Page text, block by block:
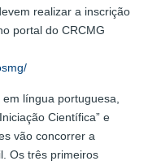
realizar a inscrição
portal do CRCMG
língua portuguesa,
Científica” e
vão concorrer a
Os três primeiros